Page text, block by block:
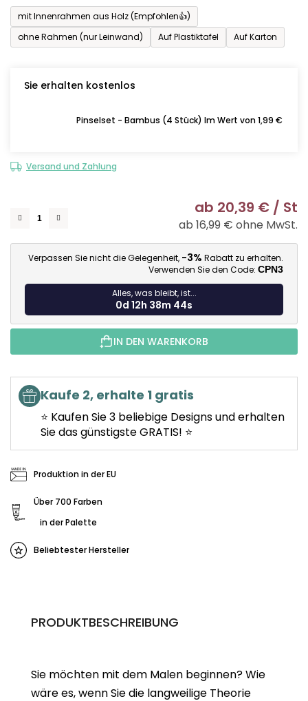
mit Innenrahmen aus Holz (Empfohlen👍)
ohne Rahmen (nur Leinwand)
Auf Plastiktafel Auf Karton
Sie erhalten kostenlos
Pinselset - Bambus (4 Stück) Im Wert von 1,99 €
Versand und Zahlung
ab 20,39 € / St
ab 16,99 € ohne MwSt.
Verpassen Sie nicht die Gelegenheit, -3% Rabatt zu erhalten.
Verwenden Sie den Code: CPN3
Alles, was bleibt, ist...
0d 12h 38m 43s
IN DEN WARENKORB
Kaufe 2, erhalte 1 gratis
⭐ Kaufen Sie 3 beliebige Designs und erhalten
Sie das günstigste GRATIS! ⭐
Produktion in der EU
Über 700 Farben
in der Palette
Beliebtester Hersteller
PRODUKTBESCHREIBUNG
Sie möchten mit dem Malen beginnen? Wie
wäre es, wenn Sie die langweilige Theorie